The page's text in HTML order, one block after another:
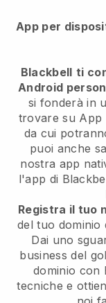
App per
Blackbell ti
Android
si fonderà in
trovare su App
da cui
puoi anche
nostra app
l'app di
Registra il tuo
del tuo dominio
Dai uno
business del
dominio con
tecniche e